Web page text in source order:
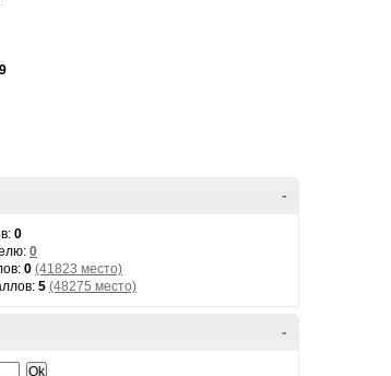
-
0
0
0 (41823 место)
5 (48275 место)
-